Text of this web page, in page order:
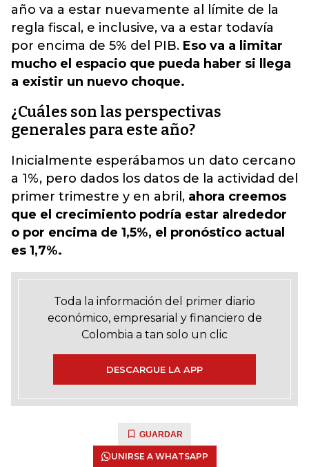
año va a estar nuevamente al límite de la
regla fiscal, e inclusive, va a estar todavía
por encima de 5% del PIB. Eso va a limitar
mucho el espacio que pueda haber si llega
a existir un nuevo choque.
¿Cuáles son las perspectivas
generales para este año?
Inicialmente esperábamos un dato cercano
a 1%, pero dados los datos de la actividad del
primer trimestre y en abril, ahora creemos
que el crecimiento podría estar alrededor
o por encima de 1,5%, el pronóstico actual
es 1,7%.
Toda la información del primer diario
económico, empresarial y financiero de
Colombia a tan solo un clic
DESCARGUE LA APP
GUARDAR
UNIRSE A WHATSAPP